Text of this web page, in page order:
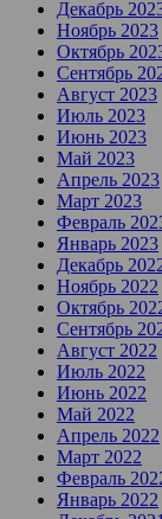
Декабрь
Ноябрь 2023
Октябрь
Сентябрь
Август 2023
Июль 2023
Июнь 2023
Май 2023
Апрель 2023
Март 2023
Февраль
Январь 2023
Декабрь
Ноябрь 2022
Октябрь
Сентябрь
Август 2022
Июль 2022
Июнь 2022
Май 2022
Апрель 2022
Март 2022
Февраль
Январь 2022